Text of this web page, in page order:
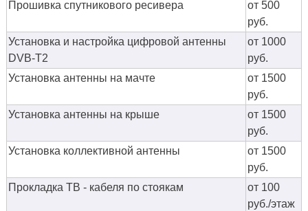
Прошивка спутникового ресивера
от 500
руб.
Установка и настройка цифровой антенны
DVB-T2
от 1000
руб.
Установка антенны на мачте
от 1500
руб.
Установка антенны на крыше
от 1500
руб.
Установка коллективной антенны
от 1500
руб.
Прокладка ТВ - кабеля по стоякам
от 100
руб./этаж